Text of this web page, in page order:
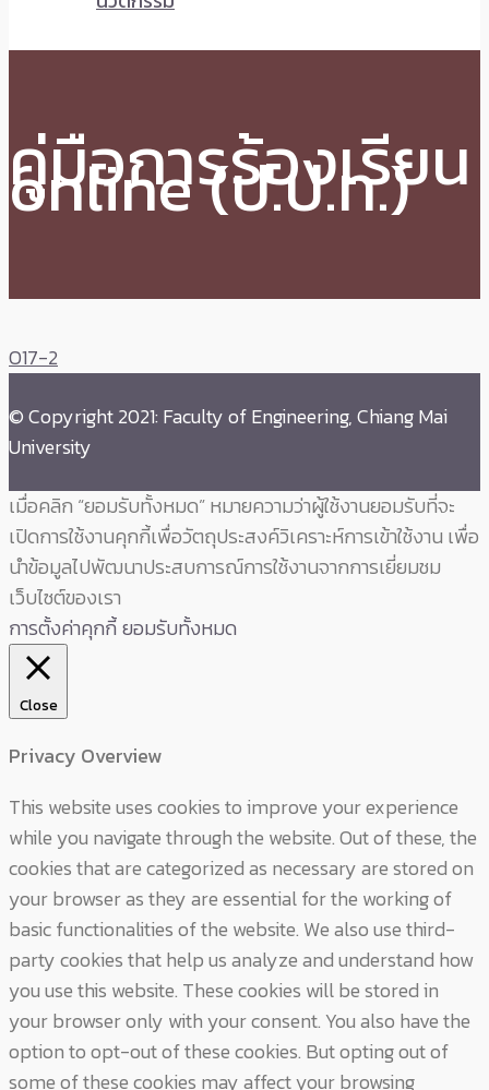
คู่มือการร้องเรียน
online (ป.ป.ท.)
O17-2
© Copyright 2021: Faculty of Engineering, Chiang Mai
University
เมื่อคลิก “ยอมรับทั้งหมด” หมายความว่าผู้ใช้งานยอมรับที่จะ
เปิดการใช้งานคุกกี้เพื่อวัตถุประสงค์วิเคราะห์การเข้าใช้งาน เพื่อ
นำข้อมูลไปพัฒนาประสบการณ์การใช้งานจากการเยี่ยมชม
เว็บไซต์ของเรา
การตั้งค่าคุกกี้ยอมรับทั้งหมด
Close
Privacy Overview
This website uses cookies to improve your experience
while you navigate through the website. Out of these, the
cookies that are categorized as necessary are stored on
your browser as they are essential for the working of
basic functionalities of the website. We also use third-
party cookies that help us analyze and understand how
you use this website. These cookies will be stored in
your browser only with your consent. You also have the
option to opt-out of these cookies. But opting out of
some of these cookies may affect your browsing